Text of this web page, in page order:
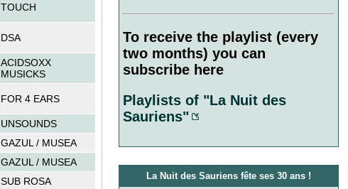
TOUCH
DSA
ACIDSOXX
MUSICKS
FOR 4 EARS
UNSOUNDS
GAZUL / MUSEA
GAZUL / MUSEA
SUB ROSA
To receive the playlist (every
two months) you can
subscribe here
Playlists of "La Nuit des
Sauriens"
La Nuit des Sauriens fête ses 30 ans !